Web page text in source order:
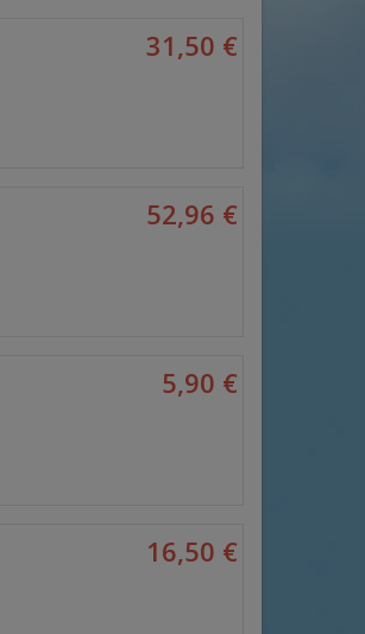
31,50 €
52,96 €
5,90 €
16,50 €